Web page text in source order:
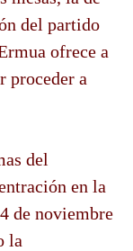
del partido
ofrece a
proceder a
del
en la
de noviembre
la